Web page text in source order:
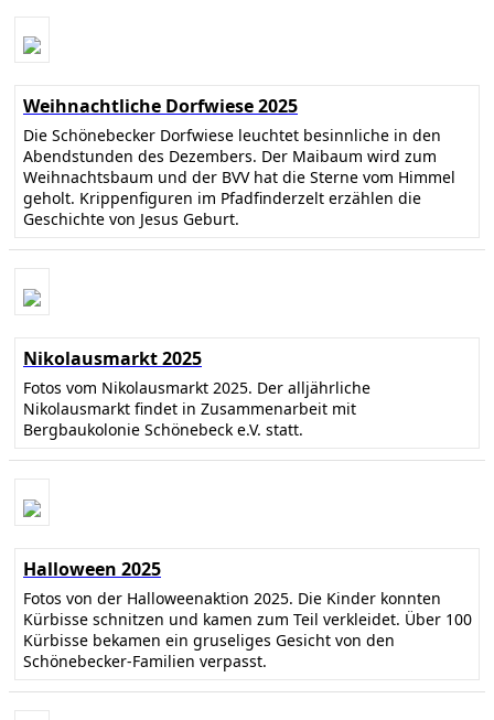
Weihnachtliche Dorfwiese 2025
Die Schönebecker Dorfwiese leuchtet besinnliche in den
Abendstunden des Dezembers. Der Maibaum wird zum
Weihnachtsbaum und der BVV hat die Sterne vom Himmel
geholt. Krippenfiguren im Pfadfinderzelt erzählen die
Geschichte von Jesus Geburt.
Nikolausmarkt 2025
Fotos vom Nikolausmarkt 2025. Der alljährliche
Nikolausmarkt findet in Zusammenarbeit mit
Bergbaukolonie Schönebeck e.V. statt.
Halloween 2025
Fotos von der Halloweenaktion 2025. Die Kinder konnten
Kürbisse schnitzen und kamen zum Teil verkleidet. Über 100
Kürbisse bekamen ein gruseliges Gesicht von den
Schönebecker-Familien verpasst.